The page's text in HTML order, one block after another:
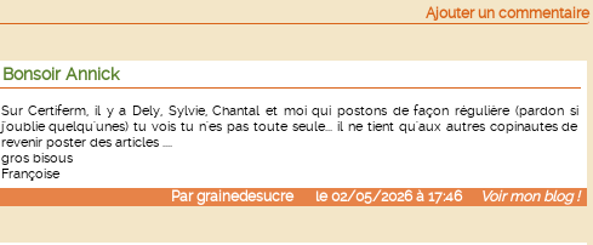
Ajouter un commentaire
Bonsoir Annick
Sur Certiferm, il y a Dely, Sylvie, Chantal et moi qui postons de façon régulière (pardon si
j'oublie quelqu'unes) tu vois tu n'es pas toute seule... il ne tient qu'aux autres copinautes de
revenir poster des articles ....
gros bisous
Françoise
Pargrainedesucrele 02/05/2026 à 17:46 Voir mon blog !